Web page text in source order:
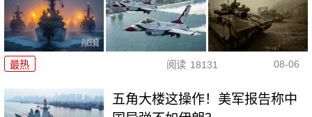
最热 阅读 18131 08-06
五角大楼这操作！美军报告称中